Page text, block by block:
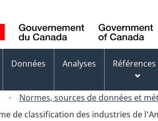
Données Analyses Références
Normes, sources de données et
de classification des industries de